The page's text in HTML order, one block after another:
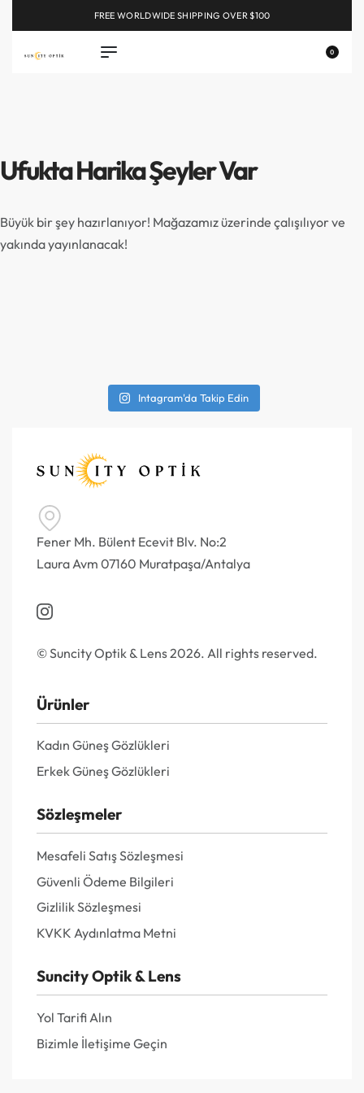
FREE WORLDWIDE SHIPPING OVER $100
0
Ufukta Harika Şeyler Var
Büyük bir şey hazırlanıyor! Mağazamız üzerinde çalışılıyor ve
yakında yayınlanacak!
Intagram'da Takip Edin
Fener Mh. Bülent Ecevit Blv. No:2
Laura Avm 07160 Muratpaşa/Antalya
© Suncity Optik & Lens 2026. All rights reserved.
Ürünler
Kadın Güneş Gözlükleri
Erkek Güneş Gözlükleri
Sözleşmeler
Mesafeli Satış Sözleşmesi
Güvenli Ödeme Bilgileri
Gizlilik Sözleşmesi
KVKK Aydınlatma Metni
Suncity Optik & Lens
Yol Tarifi Alın
Bizimle İletişime Geçin